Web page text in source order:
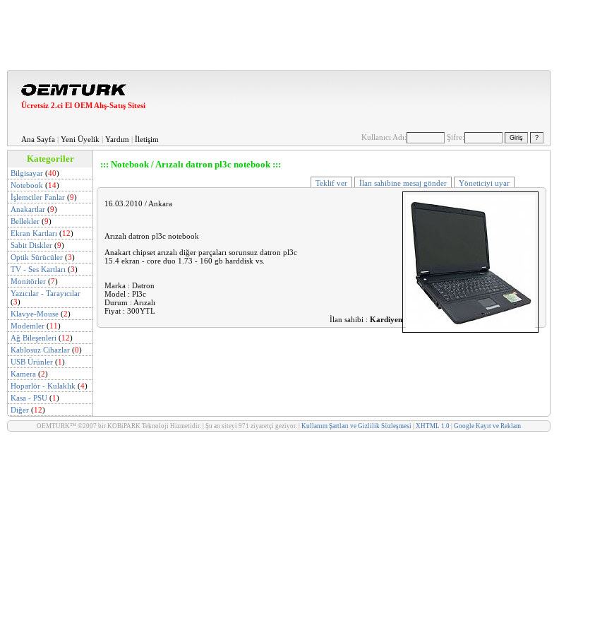
Ücretsiz 2.ci El OEM Alış-Satış Sitesi
Ana Sayfa | Yeni Üyelik | Yardım | İletişim Kullanıcı Adı: Şifre:
Kategoriler
Bilgisayar (40)
Notebook (14)
İşlemciler Fanlar (9)
Anakartlar (9)
Bellekler (9)
Ekran Kartları (12)
Sabit Diskler (9)
Optik Sürücüler (3)
TV - Ses Kartları (3)
Monitörler (7)
Yazıcılar - Tarayıcılar
(3)
Klavye-Mouse (2)
Modemler (11)
Ağ Bileşenleri (12)
Kablosuz Cihazlar (0)
USB Ürünler (1)
Kamera (2)
Hoparlör - Kulaklık (4)
Kasa - PSU (1)
Diğer (12)
::: Notebook / Arızalı datron pl3c notebook :::
Teklif ver İlan sahibine mesaj gönder Yöneticiyi uyar
16.03.2010 / Ankara
Arızalı datron pl3c notebook
Anakart chipset arızalı diğer parçaları sorunsuz datron pl3c
15.4 ekran - core duo 1.73 - 160 gb harddisk vs.
Marka : Datron
Model : Pl3c
Durum : Arızalı
Fiyat : 300YTL
İlan sahibi : Kardiyen
OEMTURK™ ©2007 bir KOBiPARK Teknoloji Hizmetidir. | Şu an siteyi 971 ziyaretçi geziyor. | Kullanım Şartları ve Gizlilik Sözleşmesi XHTML 1.0 Google Kayıt ve Reklam